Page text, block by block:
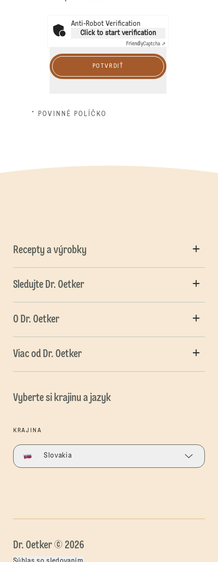
Anti-Robot Verification
Click to start verification
FriendlyCaptcha ⇗
POTVRDIŤ
* POVINNÉ POLÍČKO
Recepty a výrobky
Sledujte Dr. Oetker
O Dr. Oetker
Viac od Dr. Oetker
Vyberte si krajinu a jazyk
KRAJINA
Slovakia
Dr. Oetker © 2026